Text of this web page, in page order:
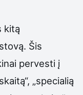
kitą
Šis
pervesti į
„specialią